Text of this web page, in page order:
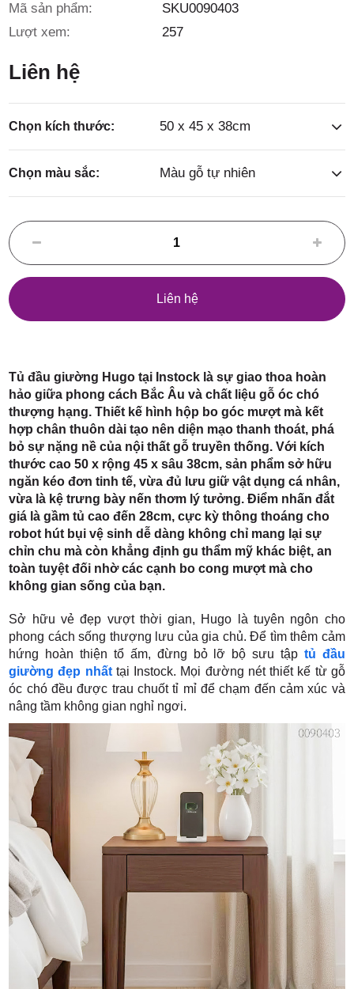
xã Bà
Điểm,
huyện
Hóc Môn,
TP. HCM
Mã sản phẩm:
SKU0090403
Lượt xem:
257
Liên hệ
Chọn kích thước: 50 x 45 x 38cm
Chọn màu sắc: Màu gỗ tự nhiên
Liên hệ
Tủ đầu giường Hugo tại Instock là sự giao thoa hoàn
hảo giữa phong cách Bắc Âu và chất liệu gỗ óc chó
thượng hạng. Thiết kế hình hộp bo góc mượt mà kết
hợp chân thuôn dài tạo nên diện mạo thanh thoát, phá
bỏ sự nặng nề của nội thất gỗ truyền thống. Với kích
thước cao 50 x rộng 45 x sâu 38cm, sản phẩm sở hữu
ngăn kéo đơn tinh tế, vừa đủ lưu giữ vật dụng cá nhân,
vừa là kệ trưng bày nến thơm lý tưởng. Điểm nhấn đắt
giá là gầm tủ cao đến 28cm, cực kỳ thông thoáng cho
robot hút bụi vệ sinh dễ dàng không chỉ mang lại sự
chỉn chu mà còn khẳng định gu thẩm mỹ khác biệt, an
toàn tuyệt đối nhờ các cạnh bo cong mượt mà cho
không gian sống của bạn.
Sở hữu vẻ đẹp vượt thời gian, Hugo là tuyên ngôn cho
phong cách sống thượng lưu của gia chủ. Để tìm thêm cảm
hứng hoàn thiện tổ ấm, đừng bỏ lỡ bộ sưu tập tủ đầu
giường đẹp nhấttại Instock. Mọi đường nét thiết kế từ gỗ
óc chó đều được trau chuốt tỉ mỉ để chạm đến cảm xúc và
nâng tầm không gian nghỉ ngơi.